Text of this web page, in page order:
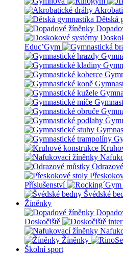
Dětská
Educ’Gym
Příslušenství
Švédské
Žíněnky
Doskočiště
Žíněnky
Školní sport